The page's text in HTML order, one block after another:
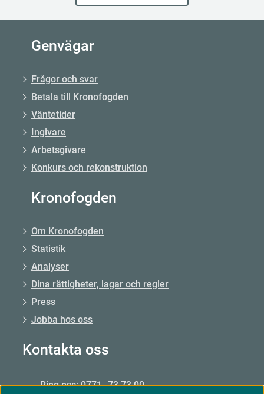
Genvägar
Frågor och svar
Betala till Kronofogden
Väntetider
Ingivare
Arbetsgivare
Konkurs och rekonstruktion
Kronofogden
Om Kronofogden
Statistik
Analyser
Dina rättigheter, lagar och regler
Press
Jobba hos oss
Kontakta oss
Ring oss: 0771–73 73 00